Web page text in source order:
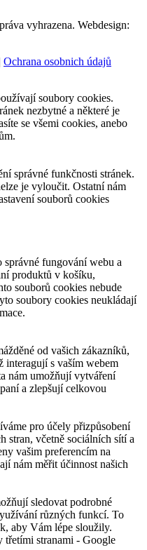
vyhrazena. Webdesign:
Ochrana osobnich údajů
soubory cookies.
nezbytné a některé je
se všemi cookies, anebo
správné funkčnosti stránek.
je vyloučit. Ostatní nám
souborů cookies
správné fungování webu a
produktů v košíku,
souborů cookies nebude
soubory cookies neukládají
od vašich zákazníků,
interagují s vaším webem
nám umožňují vytváření
a zlepšují celkovou
pro účely přizpůsobení
stran, včetně sociálních sítí a
vašim preferencím na
nám měřit účinnost našich
sledovat podrobné
různých funkcí. To
aby Vám lépe sloužily.
třetími stranami - Google